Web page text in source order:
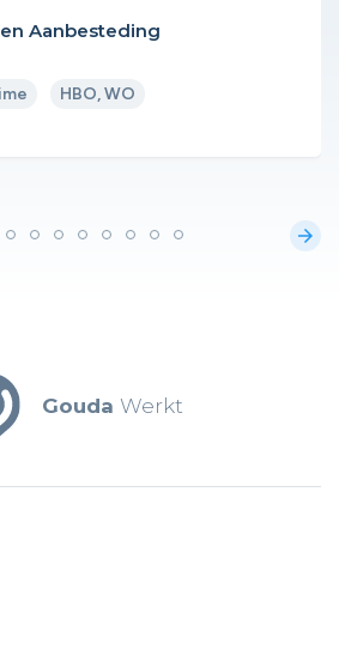
Aanbesteding
HBO, WO
arrow_forward
Gouda Werkt